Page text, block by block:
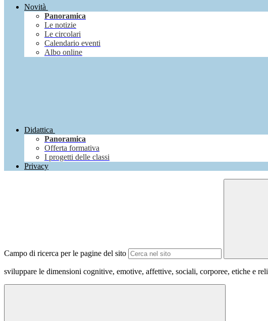
Novità
Panoramica
Le notizie
Le circolari
Calendario eventi
Albo online
Didattica
Panoramica
Offerta formativa
I progetti delle classi
Privacy
Campo di ricerca per le pagine del sito
sviluppare le dimensioni cognitive, emotive, affettive, sociali, corporee, etiche e